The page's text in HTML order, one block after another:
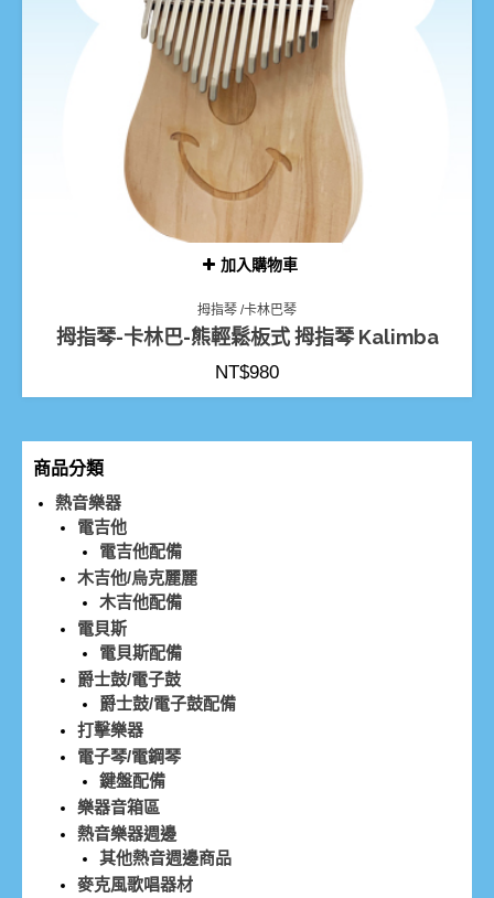
加入購物車
拇指琴 /卡林巴琴
拇指琴-卡林巴-熊輕鬆板式 拇指琴 Kalimba
NT$980
商品分類
熱音樂器
電吉他
電吉他配備
木吉他/烏克麗麗
木吉他配備
電貝斯
電貝斯配備
爵士鼓/電子鼓
爵士鼓/電子鼓配備
打擊樂器
電子琴/電鋼琴
鍵盤配備
樂器音箱區
熱音樂器週邊
其他熱音週邊商品
麥克風歌唱器材